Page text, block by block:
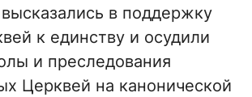
в поддержку
к единству и осудили
и преследования
Церквей на канонической